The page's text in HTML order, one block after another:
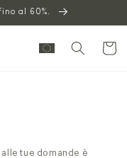
al 60%.
Carrello
tue domande è